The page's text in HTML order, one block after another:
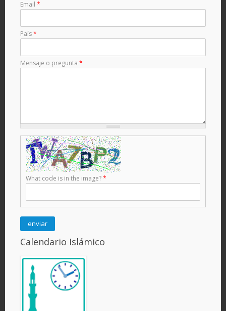
Email *
País*
Mensaje o pregunta *
What code is in the image?*
Calendario Islámico